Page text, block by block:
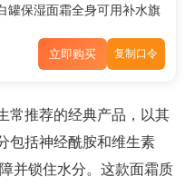
罐保湿面霜全身可用补水旗
立即购买 复制口令
常推荐的经典产品，以其
包括神经酰胺和维生素
并锁住水分。这款面霜质